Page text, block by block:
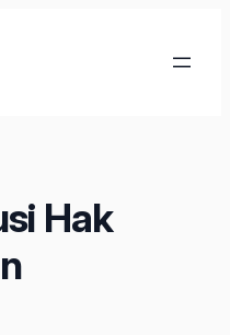
Hak